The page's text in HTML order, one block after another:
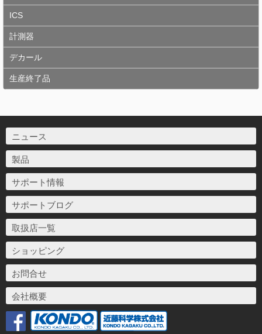
ICS
計測器
デカール
生産終了品
ニュース
製品
サポート情報
サポートブログ
取扱店一覧
ショッピング
お問合せ
会社概要